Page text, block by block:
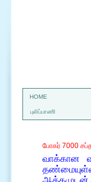
HOME
புலிப்பாணி
போகர் 7000
வாக்கான